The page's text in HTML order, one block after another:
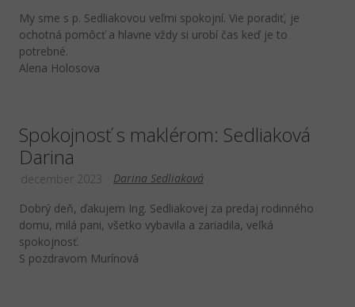
My sme s p. Sedliakovou veľmi spokojní. Vie poradiť, je
ochotná pomôcť a hlavne vždy si urobí čas keď je to
potrebné.
Alena Holosova
Spokojnosť s maklérom: Sedliaková
Darina
Darina Sedliaková
december 2023
Dobrý deň, ďakujem Ing. Sedliakovej za predaj rodinného
domu, milá pani, všetko vybavila a zariadila, veľká
spokojnosť.
S pozdravom Murínová